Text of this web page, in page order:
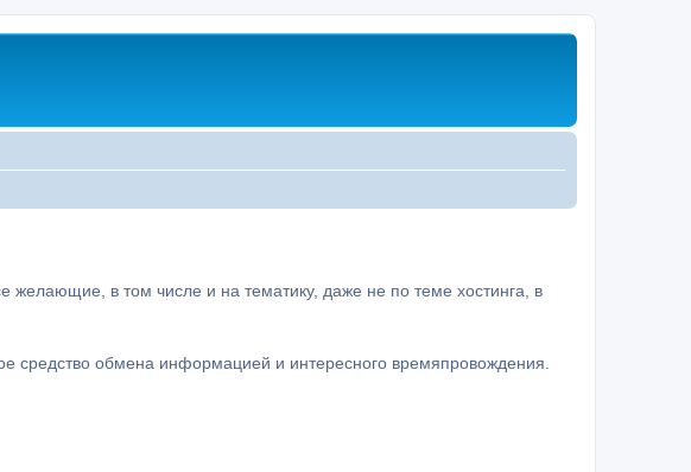
желающие, в том числе и на тематику, даже не по теме хостинга, в
средство обмена информацией и интересного времяпровождения.